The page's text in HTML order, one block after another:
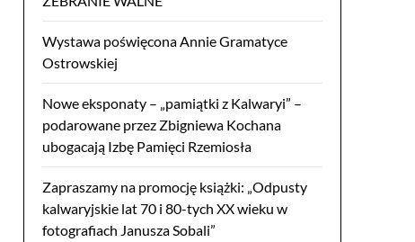
Wystawa poświęcona Annie Gramatyce
Ostrowskiej
Nowe eksponaty – „pamiątki z Kalwaryi” –
podarowane przez Zbigniewa Kochana
ubogacają Izbę Pamięci Rzemiosła
Zapraszamy na promocję książki: „Odpusty
kalwaryjskie lat 70 i 80-tych XX wieku w
fotografiach Janusza Sobali”